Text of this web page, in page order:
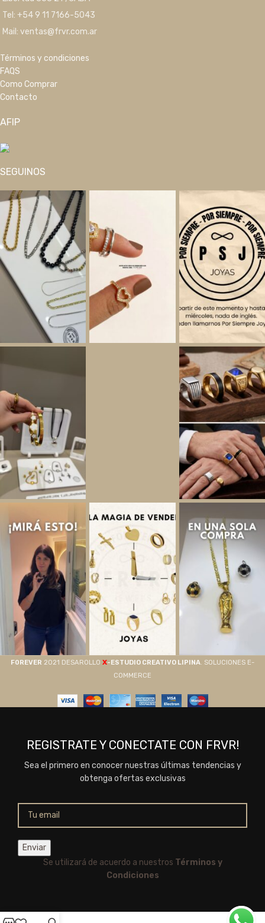
Tel: +54 9 11 7166-5043
Mail: ventas@frvr.com.ar
Términos y condiciones
FAQS
Como Comprar
Contacto
AFIP
SEGUINOS
F0REVER 2021 DESAROLLO X-ESTUDIO CREATIVO LIPINA. SOLUCIONES E-
COMMERCE
REGISTRATE Y CONECTATE CON FRVR!
Sea el primero en conocer nuestras últimas tendencias y
obtenga ofertas exclusivas
Se utilizará de acuerdo a nuestros Términos y
Condiciones